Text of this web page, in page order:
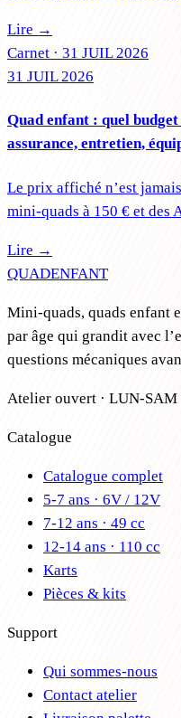
Lire →
Carnet · 31 JUIL 2026
31 JUIL 2026
Quad enfant : quel
assurance, entretien,
Le prix affiché n’est
mini-quads à 150 € et des
Lire →
QUADENFANT
Mini-quads, quads enfant
par âge qui grandit avec
questions mécaniques
Atelier ouvert · LUN-SAM
Catalogue
Catalogue complet
5-7 ans · 6V / 12V
7-12 ans · 49 cc
12-14 ans · 110 cc
Karts
Pièces & kits
Support
Qui sommes-nous
Contact atelier